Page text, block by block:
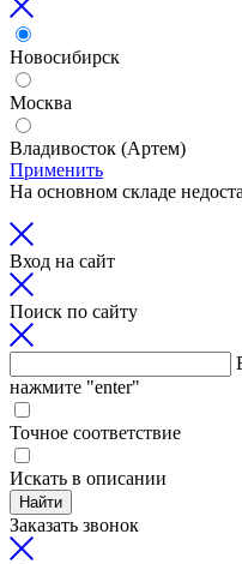
Новосибирск
Москва
Владивосток (Артем)
Применить
На основном складе
Вход на сайт
Поиск по сайту
нажмите "enter"
Точное соответствие
Искать в описании
Найти
Заказать звонок